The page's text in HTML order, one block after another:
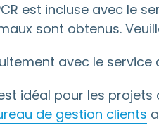
est incluse avec le
sont obtenus.
avec le
idéal pour les
de gestion clients